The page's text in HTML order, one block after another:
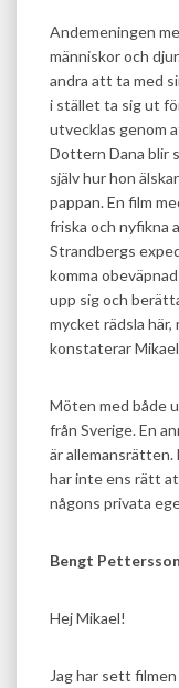
Andemeningen
människor och
andra att ta med
i stället ta sig ut
utvecklas genom
Dottern Dana blir
själv hur hon
pappan. En film
friska och nyfikna
Strandbergs
komma
upp sig och
mycket rädsla här,
konstaterar
Möten med både
från Sverige. En
är allemansrätten.
har inte ens rätt
någons privata
Bengt Pettersson
Hej Mikael!
Jag har sett